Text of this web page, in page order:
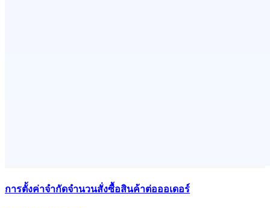
การตั้งค่าจำกัดจำนวนสั่งซื้อสินค้าต่อออเดอร์